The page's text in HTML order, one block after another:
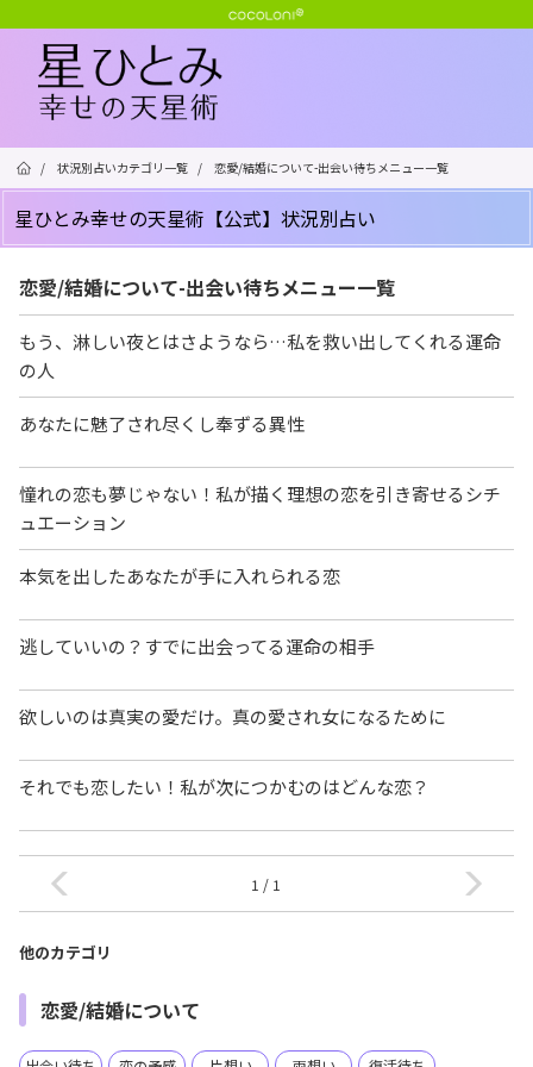
/ 状況別占いカテゴリ一覧 / 恋愛/結婚について-出会い待ちメニュー一覧
星ひとみ幸せの天星術【公式】状況別占い
恋愛/結婚について-出会い待ちメニュー一覧
もう、淋しい夜とはさようなら…私を救い出してくれる運命
の人
あなたに魅了され尽くし奉ずる異性
憧れの恋も夢じゃない！私が描く理想の恋を引き寄せるシチ
ュエーション
本気を出したあなたが手に入れられる恋
逃していいの？すでに出会ってる運命の相手
欲しいのは真実の愛だけ。真の愛され女になるために
それでも恋したい！私が次につかむのはどんな恋？
1 / 1
他のカテゴリ
恋愛/結婚について